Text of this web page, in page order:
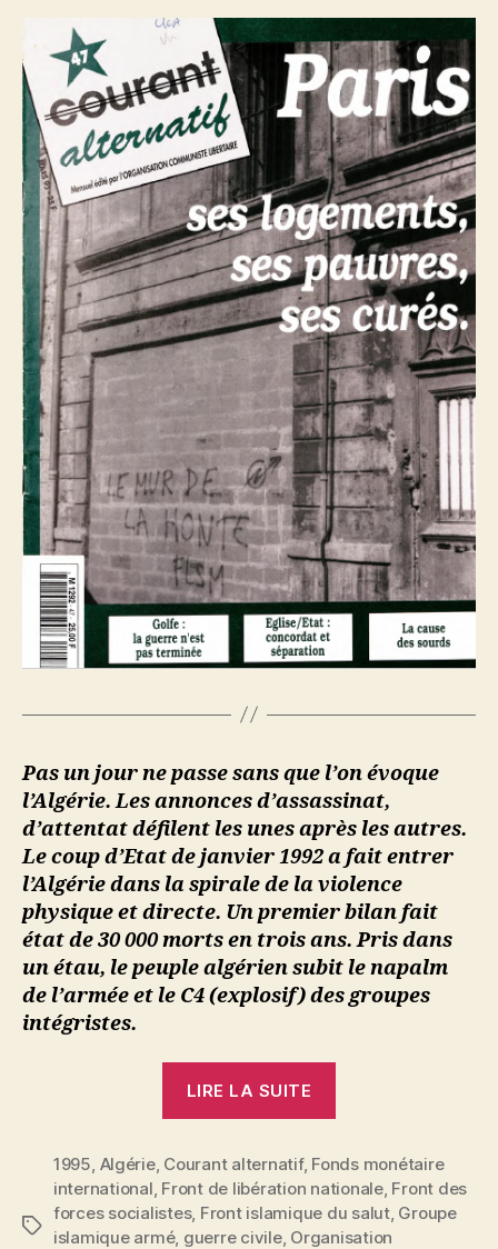
Pas un jour ne passe sans que l’on évoque
l’Algérie. Les annonces d’assassinat,
d’attentat défilent les unes après les autres.
Le coup d’Etat de janvier 1992 a fait entrer
l’Algérie dans la spirale de la violence
physique et directe. Un premier bilan fait
état de 30 000 morts en trois ans. Pris dans
un étau, le peuple algérien subit le napalm
de l’armée et le C4 (explosif) des groupes
intégristes.
LIRE LA SUITE
Chez
les
saigneurs »
Étiquettes
1995, Algérie, Courant alternatif, Fonds monétaire
international, Front de libération nationale, Front des
forces socialistes, Front islamique du salut, Groupe
islamique armé, guerre civile, Organisation